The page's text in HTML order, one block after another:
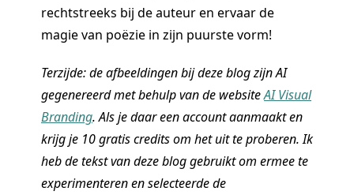
rechtstreeks bij de auteur en ervaar de
magie van poëzie in zijn puurste vorm!
Terzijde: de afbeeldingen bij deze blog zijn AI
gegenereerd met behulp van de websiteAI Visual
Branding. Als je daar een account aanmaakt en
krijg je 10 gratis credits om het uit te proberen. Ik
heb de tekst van deze blog gebruikt om ermee te
experimenteren en selecteerde de